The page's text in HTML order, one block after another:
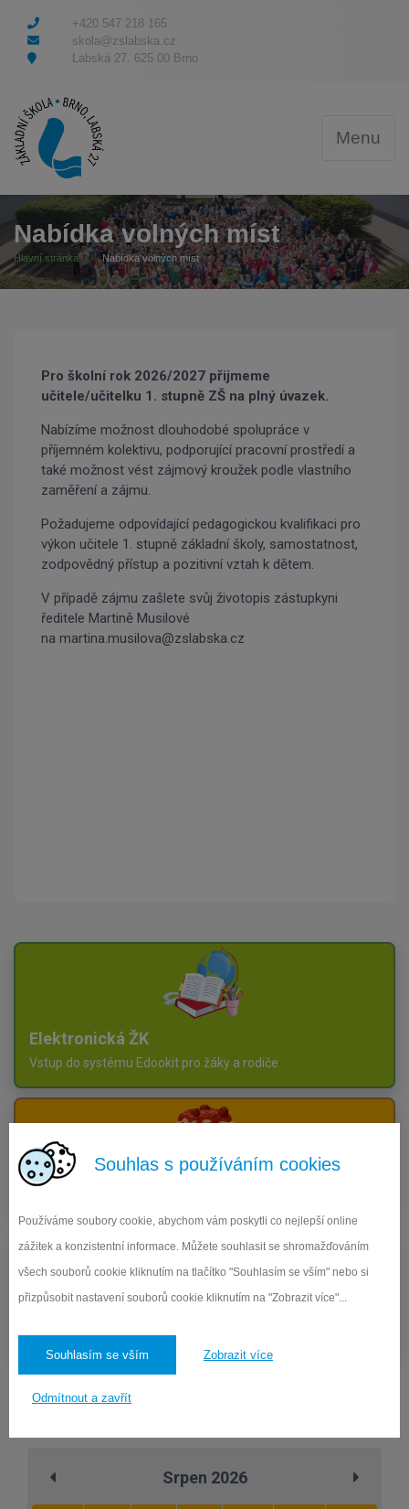
Souhlas s používáním cookies
Používáme soubory cookie, abychom vám poskytli co nejlepší online
zážitek a konzistentní informace. Můžete souhlasit se shromažďováním
všech souborů cookie kliknutím na tlačítko "Souhlasím se vším" nebo si
přizpůsobit nastavení souborů cookie kliknutím na "Zobrazit více"...
Souhlasím se vším Zobrazit více
Odmítnout a zavřít
+420 547 218 165
skola@zslabska.cz
Labská 27. 625 00 Brno
Menu
Nabídka volných míst
Hlavní stránka Nabídka volných míst
Pro školní rok 2026/2027 přijmeme
učitele/učitelku 1. stupně ZŠ na plný úvazek.
Nabízíme možnost dlouhodobé spolupráce v
příjemném kolektivu, podporující pracovní prostředí a
také možnost vést zájmový kroužek podle vlastního
zaměření a zájmu.
Požadujeme odpovídající pedagogickou kvalifikaci pro
výkon učitele 1. stupně základní školy, samostatnost,
zodpovědný přístup a pozitivní vztah k dětem.
V případě zájmu zašlete svůj životopis zástupkyni
ředitele Martině Musilové
na martina.musilova@zslabska.cz
Elektronická ŽK
Vstup do systému Edookit pro žáky a rodiče
Objednávka obědů
Interní info. systém
Vstup pro pedagogické zaměstnance školy
Srpen 2026